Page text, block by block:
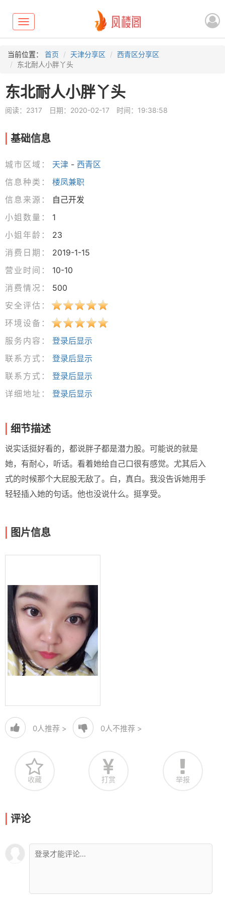
Toggle
navigation
当前位置： 首页 天津分享区
西青区分享区
东北耐人小胖丫头
东北耐人小胖丫头
阅读：2317 日期：2020-02-17 时间：19:38:58
基础信息
城市区域： 天津 - 西青区
信息种类：
楼凤兼职
信息来源：
自己开发
小姐数量：
1
小姐年龄：
23
消费日期：
2019-1-15
营业时间：
10-10
消费情况：
500
安全评估：
环境设备：
服务内容：
登录后显示
联系方式：
登录后显示
联系方式：
登录后显示
详细地址：
登录后显示
细节描述
说实话挺好看的，都说胖子都是潜力股。可能说的就是
她，有耐心，听话。看着她给自己口很有感觉。尤其后入
式的时候那个大屁股无敌了。白，真白。我没告诉她用手
轻轻插入她的句话。他也没说什么。挺享受。
图片信息
0人推荐 > 0人不推荐 >
收藏 打赏 举报
评论